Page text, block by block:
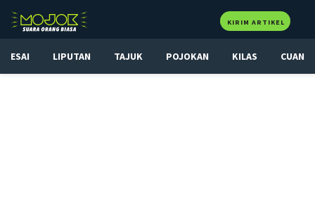
KIRIM ARTIKEL
ESAI LIPUTAN TAJUK POJOKAN KILAS CUAN